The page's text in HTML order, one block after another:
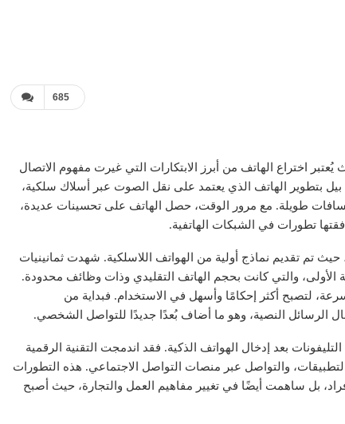
685
اختراع الهاتف من أبرز الابتكارات التي غيرت مفهوم الاتصال
غراهام بيل بتطوير الهاتف الذي يعتمد على نقل الصوت عبر أسلاك سلكية،
طويلة. مع مرور الوقت، حصل الهاتف على تحسينات عديدة،
تطورات في الشبكات الهاتفية.
حيث تم تقديم نماذج أولية من الهواتف اللاسلكية. شهدت ثمانينيات
والتي كانت بحجم الهاتف التقليدي وذات وظائف محدودة.
لتصبح أكثر إحكامًا وأسهل في الاستخدام. فبداية من
الرسائل النصية، وهو ما أضاف بُعدًا جديدًا للتواصل الشخصي.
بعد إدخال الهواتف الذكية. فقد اندمجت التقنية الرقمية
والتواصل عبر منصات التواصل الاجتماعي. هذه التطورات
بل ساهمت أيضًا في تغيير مفاهيم العمل والتجارة، حيث أصبح